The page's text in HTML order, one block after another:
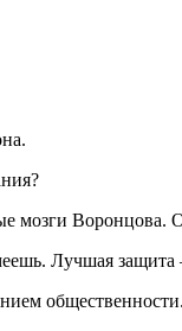
Воронцова.
Лучшая
общественности.